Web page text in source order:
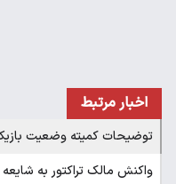
اخبار مرتبط
توضیحات کمیته وضعیت
واکنش مالک تراکتور به